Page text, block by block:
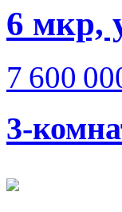
6 мкр,
7 600
3-